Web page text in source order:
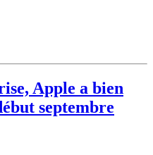
Apple a bien
septembre